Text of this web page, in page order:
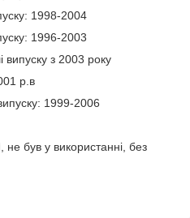
1998-2004
1996-2003
випуску з 2003 року
р.в
1999-2006
був у використанні, без